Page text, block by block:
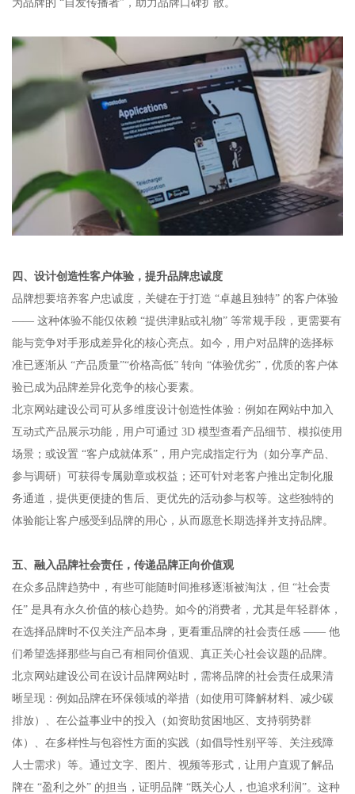
为品牌的 “自发传播者”，助力品牌口碑扩散。​
四、设计创造性客户体验，提升品牌忠诚度​
品牌想要培养客户忠诚度，关键在于打造 “卓越且独特” 的客户体验
—— 这种体验不能仅依赖 “提供津贴或礼物” 等常规手段，更需要有
能与竞争对手形成差异化的核心亮点。如今，用户对品牌的选择标
准已逐渐从 “产品质量”“价格高低” 转向 “体验优劣”，优质的客户体
验已成为品牌差异化竞争的核心要素。​
北京网站建设公司可从多维度设计创造性体验：例如在网站中加入
互动式产品展示功能，用户可通过 3D 模型查看产品细节、模拟使用
场景；或设置 “客户成就体系”，用户完成指定行为（如分享产品、
参与调研）可获得专属勋章或权益；还可针对老客户推出定制化服
务通道，提供更便捷的售后、更优先的活动参与权等。这些独特的
体验能让客户感受到品牌的用心，从而愿意长期选择并支持品牌。​
五、融入品牌社会责任，传递品牌正向价值观​
在众多品牌趋势中，有些可能随时间推移逐渐被淘汰，但 “社会责
任” 是具有永久价值的核心趋势。如今的消费者，尤其是年轻群体，
在选择品牌时不仅关注产品本身，更看重品牌的社会责任感 —— 他
们希望选择那些与自己有相同价值观、真正关心社会议题的品牌。​
北京网站建设公司在设计品牌网站时，需将品牌的社会责任成果清
晰呈现：例如品牌在环保领域的举措（如使用可降解材料、减少碳
排放）、在公益事业中的投入（如资助贫困地区、支持弱势群
体）、在多样性与包容性方面的实践（如倡导性别平等、关注残障
人士需求）等。通过文字、图片、视频等形式，让用户直观了解品
牌在 “盈利之外” 的担当，证明品牌 “既关心人，也追求利润”。这种